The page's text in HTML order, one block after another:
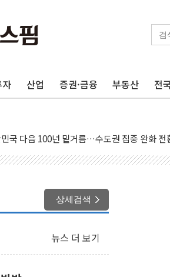
산업 증권·금융 부동산 전
파월 때와 달리 워시엔 톤 낮춰
부동산 2차 회의' 주재… "전폭적 공급 확대
리콘 관세 15% 부과…美 태양광주 급등
지도자 위독…곧 사망해도 놀랍지 않아"
최대 규모 400MW 태양광 착공…여의도 1.6
유가 상승에 소폭 하락...금융주 낙폭 커
상세검색
뉴스 더 보기